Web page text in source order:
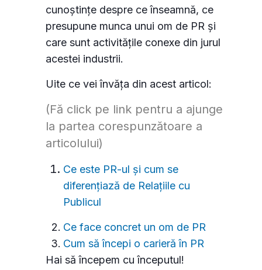
cunoștințe despre ce înseamnă, ce
presupune munca unui om de PR și
care sunt activitățile conexe din jurul
acestei industrii.
Uite ce vei învăța din acest articol:
(Fă click pe link pentru a ajunge
la partea corespunzătoare a
articolului)
Ce este PR-ul și cum se
diferențiază de Relațiile cu
Publicul
Ce face concret un om de PR
Cum să începi o carieră în PR
Hai să începem cu începutul!